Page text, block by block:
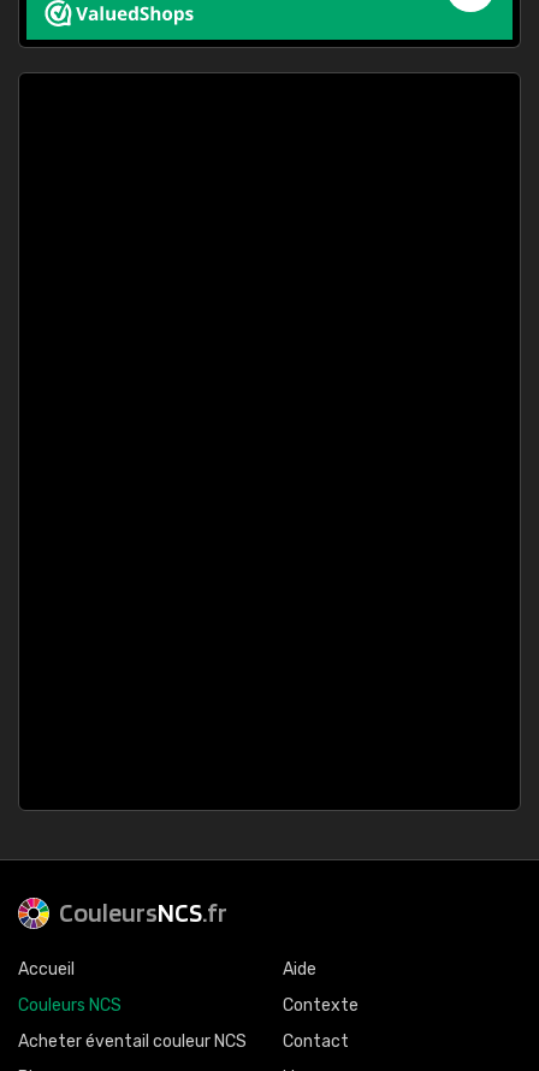
CouleursNCS.fr
Accueil
Couleurs NCS
Acheter éventail couleur NCS
Aide
Contexte
Contact